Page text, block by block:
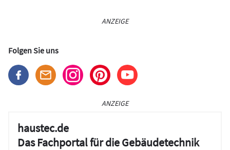
ANZEIGE
Folgen Sie uns
ANZEIGE
haustec.de
Das Fachportal für die Gebäudetechnik